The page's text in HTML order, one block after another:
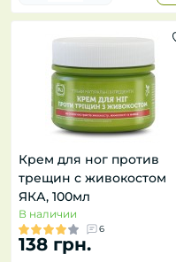
Крем для ног против
трещин с живокостом
ЯКА, 100мл
В наличии
6
138 грн.